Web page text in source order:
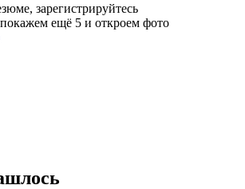
зарегистрируйтесь
ещё 5 и откроем фото